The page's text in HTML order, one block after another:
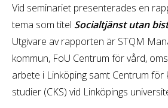
Vid seminariet presenterades en
tema som titel Socialtjänst utan
Utgivare av rapporten är STQM
kommun, FoU Centrum för vård,
arbete i Linköping samt Centrum för
studier (CKS) vid Linköpings